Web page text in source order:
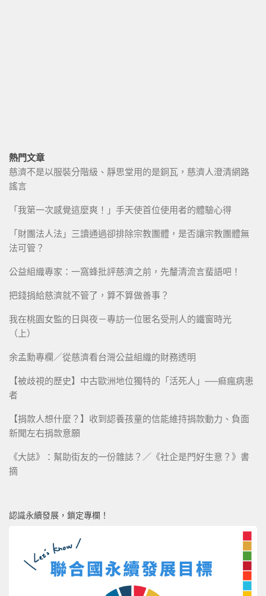
熱門文章
慈濟不是以服裝分階級、靜思堂用的是銅瓦，慈濟人澄清網路
謠言
「我第一次感覺這麼爽！」手天使首位使用者的體驗心得
「財團法人法」三讀通過卻排除宗教團體，是否讓宗教團體無
法可管？
公益組織專家：一窩蜂批評慈濟之前，先釐清流言蜚語吧！
把錢捐給慈濟就不管了，算不算做善事？
我在桃園女監的日與夜－專訪一位匿名受刑人的鐵窗時光
（上）
余孟勳專欄／從慈濟看台灣公益組織的財務透明
【被歧視的歷史】中古歐洲地位獨特的「活死人」──痲瘋病患
者
【捐款人想什麼？】收到認養孩童的信能維持捐款動力、負面
新聞左右捐款意願
《大誌》：幫助街友的一份雜誌？／《社企是門好生意？》書
摘
認識永續發展，鎖定專欄！